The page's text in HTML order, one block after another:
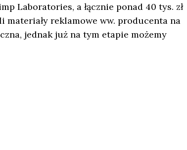
Laboratories, a łącznie ponad 40 tys. zł
reklamowe ww. producenta na
jednak już na tym etapie możemy